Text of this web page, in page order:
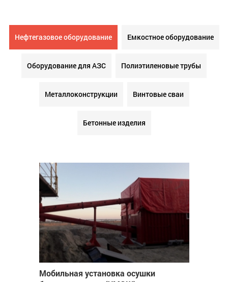
Нефтегазовое оборудование Емкостное оборудование
Оборудование для АЗС Полиэтиленовые трубы
Металлоконструкции Винтовые сваи
Бетонные изделия
Мобильная установка осушки